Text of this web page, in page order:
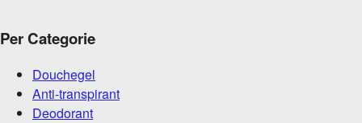
Per Categorie
Douchegel
Anti-transpirant
Deodorant